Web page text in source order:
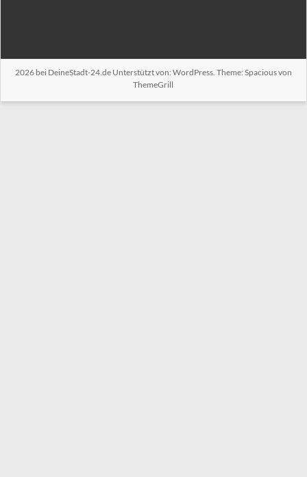
2026 bei DeineStadt-24.deUnterstützt von: WordPress. Theme: Spacious von
ThemeGrill